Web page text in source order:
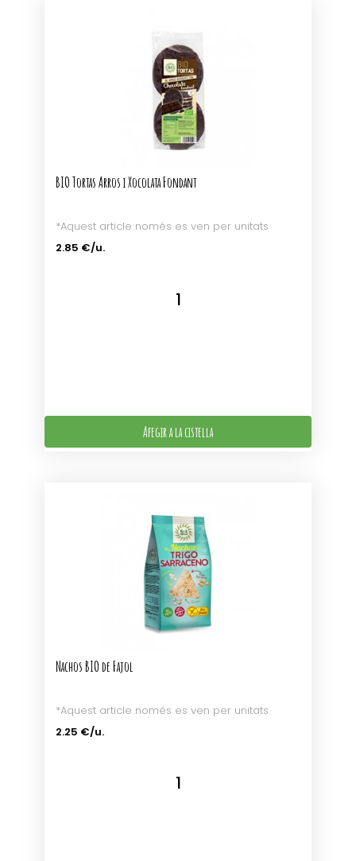
BIO Tortas Arros i Xocolata Fondant
*Aquest article només es ven per unitats
2.85 €/u.
Afegir a la cistella
Nachos BIO de Fajol
*Aquest article només es ven per unitats
2.25 €/u.